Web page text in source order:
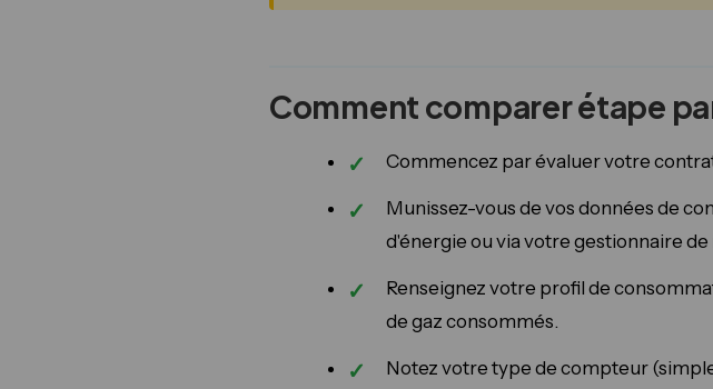
Comment comparer étape
Commencez par évaluer votre
Munissez-vous de vos données de
d'énergie ou via votre gestionnaire de
Renseignez votre profil de
de gaz consommés.
Notez votre type de compteur